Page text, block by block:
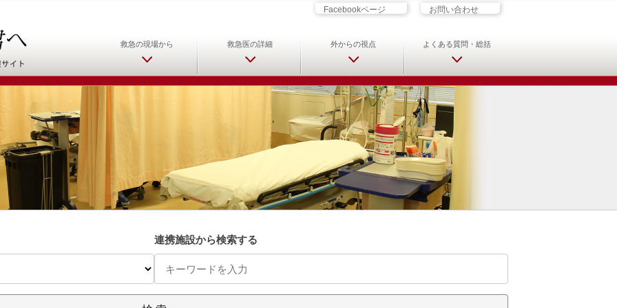
日本救急医学会 救急医をめざす君へ 救急科専門医・専攻医
Facebookページ お問い合わせ
救急の現場から 救急医の詳細 外からの視点 よくある質問・総括
連携施設から検索する